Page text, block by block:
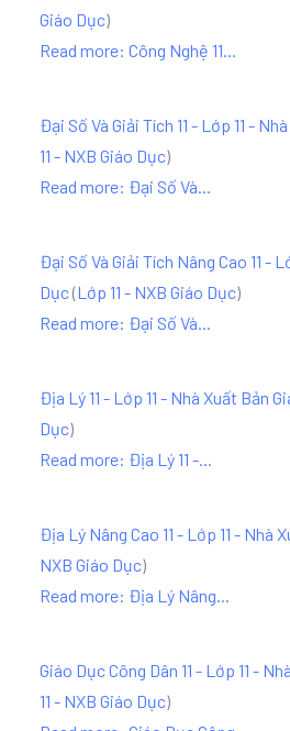
Giáo Dục)
Read more: Công Nghệ 11...
Đại Số Và Giải Tích 11 - Lớp 11 -
11 - NXB Giáo Dục)
Read more: Đại Số Và...
Đại Số Và Giải Tích Nâng Cao 11 -
Dục(Lớp 11 - NXB Giáo Dục)
Read more: Đại Số Và...
Địa Lý 11 - Lớp 11 - Nhà Xuất Bản
Dục)
Read more: Địa Lý 11 -...
Địa Lý Nâng Cao 11 - Lớp 11 - Nhà
NXB Giáo Dục)
Read more: Địa Lý Nâng...
Giáo Dục Công Dân 11 - Lớp 11 -
11 - NXB Giáo Dục)